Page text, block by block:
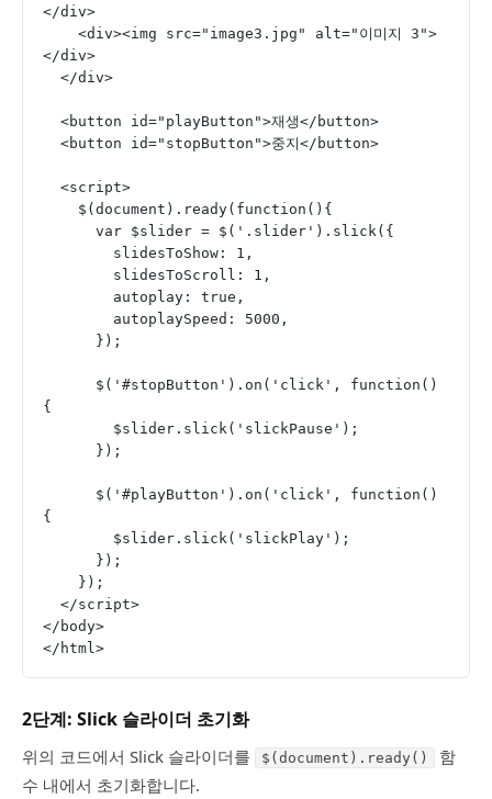
</div>
</div>
  </div>
  <button id="playButton">재생</button>
  <button id="stopButton">중지</button>
  <script>
    $(document).ready(function(){
      var $slider = $('.slider').slick({
        slidesToShow: 1,
        slidesToScroll: 1,
        autoplay: true,
        autoplaySpeed: 5000,
      });
{
        $slider.slick('slickPause');
      });
{
        $slider.slick('slickPlay');
      });
    });
  </script>
</body>
</html>
2단계: Slick 슬라이더 초기화
위의 코드에서 Slick 슬라이더를 $(document).ready()
함
수 내에서 초기화합니다.